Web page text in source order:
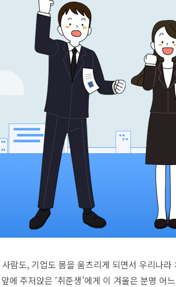
람도, 기업도 몸을 움츠리게 되면서 우리나
에 주저앉은 ‘취준생’에게 이 겨울은 분명 어